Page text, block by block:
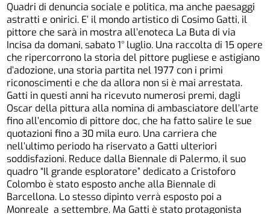
Quadri di denuncia sociale e politica, ma anche paesaggi
astratti e onirici. E’ il mondo artistico di Cosimo Gatti, il
pittore che sarà in mostra all’enoteca La Buta di via
Incisa da domani, sabato 1° luglio. Una raccolta di 15 opere
che ripercorrono la storia del pittore pugliese e astigiano
d’adozione, una storia partita nel 1977 con i primi
riconoscimenti e che da allora non si è mai arrestata.
Gatti in questi anni ha ricevuto numerosi premi, dagli
Oscar della pittura alla nomina di ambasciatore dell’arte
fino all’encomio di pittore doc, che ha fatto salire le sue
quotazioni fino a 30 mila euro. Una carriera che
nell’ultimo periodo ha riservato a Gatti ulteriori
soddisfazioni. Reduce dalla Biennale di Palermo, il suo
quadro “Il grande esploratore” dedicato a Cristoforo
Colombo è stato esposto anche alla Biennale di
Barcellona. Lo stesso dipinto verrà esposto poi a
Monreale a settembre. Ma Gatti è stato protagonista